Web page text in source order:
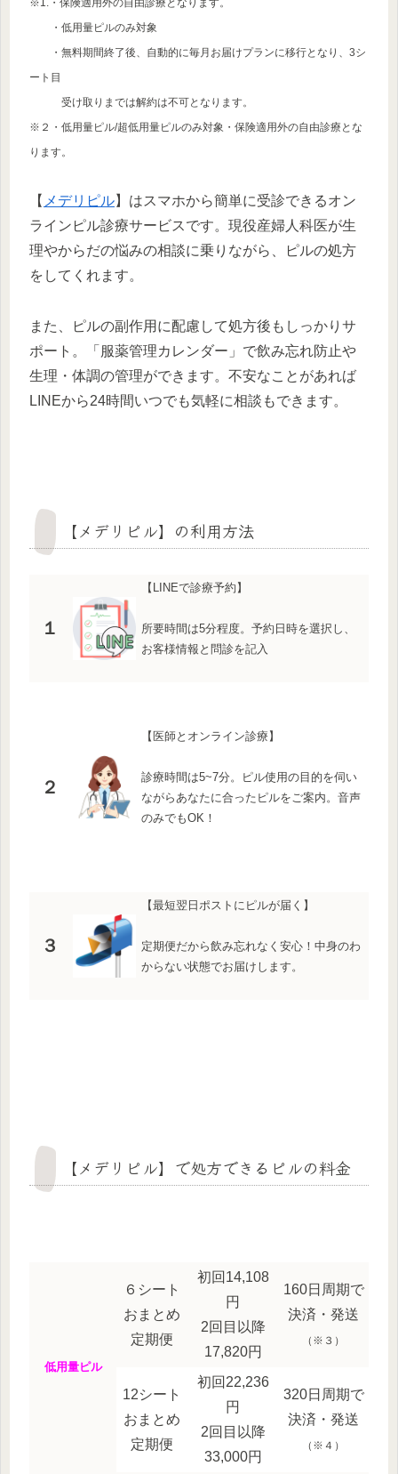
・低用量ピルのみ対象
・無料期間終了後、自動的に毎月お届けプランに移行となり、3シ
ート目
受け取りまでは解約は不可となります。
※２・低用量ピル/超低用量ピルのみ対象・保険適用外の自由診療とな
ります。
【 メデリピル】はスマホから簡単に受診できるオン
ラインピル診療サービスです。現役産婦人科医が生
理やからだの悩みの相談に乗りながら、ピルの処方
をしてくれます。
また、ピルの副作用に配慮して処方後もしっかりサ
ポート。「服薬管理カレンダー」で飲み忘れ防止や
生理・体調の管理ができます。不安なことがあれば
LINEから24時間いつでも気軽に相談もできます。
【メデリピル】の利用方法
１
【LINEで診療予約】
所要時間は5分程度。予約日時を選択し、
お客様情報と問診を記入
２
【医師とオンライン診療】
診療時間は5~7分。ピル使用の目的を伺い
ながらあなたに合ったピルをご案内。音声
のみでもOK！
３
【最短翌日ポストにピルが届く】
定期便だから飲み忘れなく安心！中身のわ
からない状態でお届けします。
【メデリピル】で処方できるピルの料金
低用量ピル
６シート
おまとめ
定期便
初回14,108
円
2回目以降
17,820円
160日周期で
決済・発送
（※３）
12シート
おまとめ
定期便
初回22,236
円
2回目以降
33,000円
320日周期で
決済・発送
（※４）